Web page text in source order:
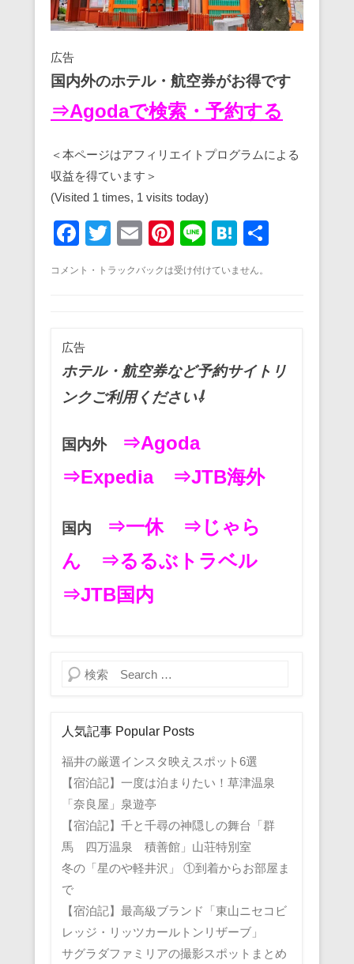
広告
国内外のホテル・航空券がお得です
⇒Agodaで検索・予約する
＜本ページはアフィリエイトプログラムによる
収益を得ています＞
(Visited 1 times, 1 visits today)
F
c
b
o
o
k
T
tt
E
ail
Pi
nt
er
Li
e
H
e
コメント・トラックバックは受け付けていません。
広告
ホテル・航空券など予約サイトリ
ンクご利用ください⇩
国内外
⇒Agoda
⇒Expedia
⇒JTB海外
国内 ⇒一休
⇒じゃら
ん
⇒るるぶトラベル
⇒JTB国内
検索
人気記事 Popular Posts
福井の厳選インスタ映えスポット6選
【宿泊記】一度は泊まりたい！草津温泉
「奈良屋」泉遊亭
【宿泊記】千と千尋の神隠しの舞台「群
馬 四万温泉 積善館」山荘特別室
冬の「星のや軽井沢」 ①到着からお部屋ま
で
【宿泊記】最高級ブランド「東山ニセコビ
レッジ・リッツカールトンリザーブ」
サグラダファミリアの撮影スポットまとめ